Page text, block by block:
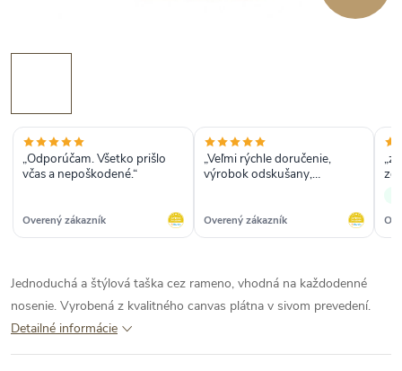
„Odporúčam. Všetko prišlo
včas a nepoškodené.“
Overený zákazník
„Veľmi rýchle doručenie,
výrobok odskušany,
Overený zákazník
Jednoduchá a štýlová taška cez rameno, vhodná na každodenné
nosenie. Vyrobená z kvalitného canvas plátna v sivom prevedení.
Detailné informácie